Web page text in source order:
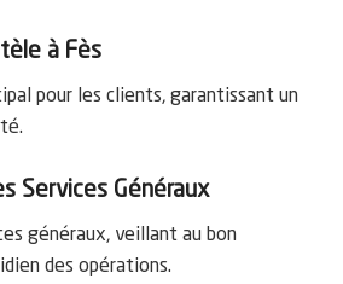
à Fès
pour les clients, garantissant un
Services Généraux
généraux, veillant au bon
des opérations.